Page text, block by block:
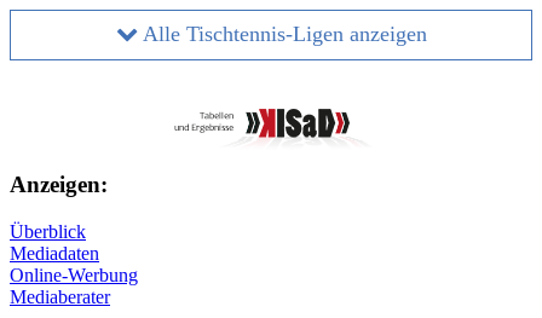
Alle Tischtennis-Ligen anzeigen
Anzeigen:
Überblick
Mediadaten
Online-Werbung
Mediaberater